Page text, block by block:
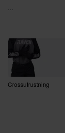
...
Crossutrustning